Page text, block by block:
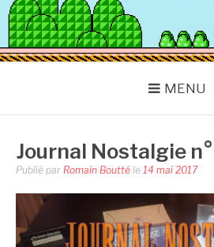
BAND OF
Actu Geek d'hier et d'aujourd'hui
MENU
Journal Nostalgie
Publié par Romain Boutté le 14 mai 2017